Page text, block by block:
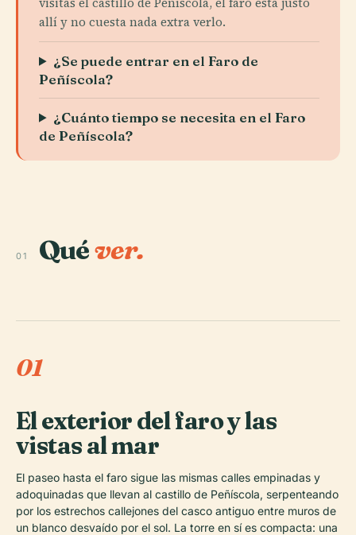
allí y no cuesta nada extra verlo.
¿Se puede entrar en el Faro de
Peñíscola?
¿Cuánto tiempo se necesita en el Faro
de Peñíscola?
01 Quéver.
01
El exterior del faro y las
vistas al mar
El paseo hasta el faro sigue las mismas calles empinadas y
adoquinadas que llevan al castillo de Peñíscola, serpenteando
por los estrechos callejones del casco antiguo entre muros de
un blanco desvaído por el sol. La torre en sí es compacta: una